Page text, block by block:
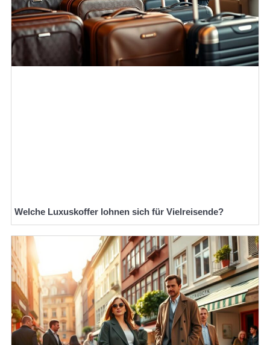
Welche Luxuskoffer lohnen sich für Vielreisende?